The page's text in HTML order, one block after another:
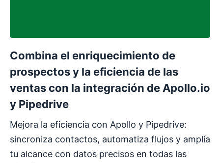
Combina el enriquecimiento de
prospectos y la eficiencia de las
ventas con la integración de Apollo.io
y Pipedrive
Mejora la eficiencia con Apollo y Pipedrive:
sincroniza contactos, automatiza flujos y amplía
tu alcance con datos precisos en todas las